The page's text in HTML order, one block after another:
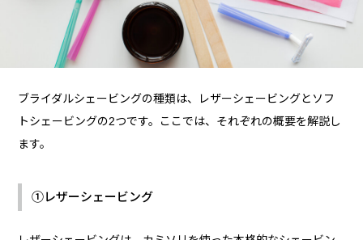
ブライダルシェービングの種類は、レザーシェービングとソフ
トシェービングの2つです。ここでは、それぞれの概要を解説し
ます。
①レザーシェービング